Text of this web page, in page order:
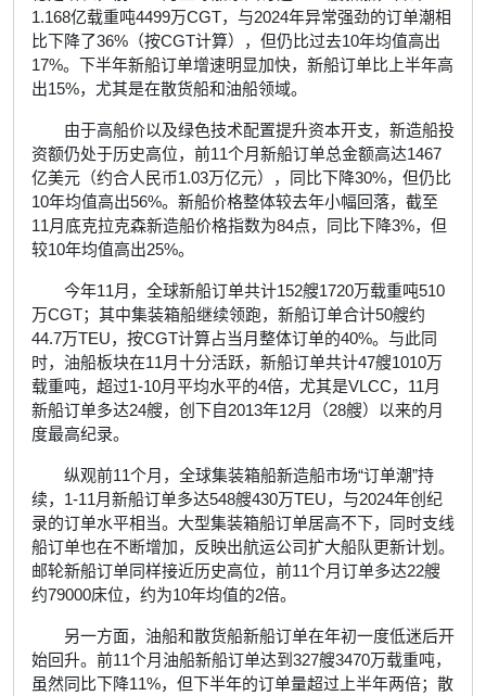
1.168亿载重吨4499万CGT，与2024年异常强劲的订单潮相
比下降了36%（按CGT计算），但仍比过去10年均值高出
17%。下半年新船订单增速明显加快，新船订单比上半年高
出15%，尤其是在散货船和油船领域。
由于高船价以及绿色技术配置提升资本开支，新造船投
资额仍处于历史高位，前11个月新船订单总金额高达1467
亿美元（约合人民币1.03万亿元），同比下降30%，但仍比
10年均值高出56%。新船价格整体较去年小幅回落，截至
11月底克拉克森新造船价格指数为84点，同比下降3%，但
较10年均值高出25%。
今年11月，全球新船订单共计152艘1720万载重吨510
万CGT；其中集装箱船继续领跑，新船订单合计50艘约
44.7万TEU，按CGT计算占当月整体订单的40%。与此同
时，油船板块在11月十分活跃，新船订单共计47艘1010万
载重吨，超过1-10月平均水平的4倍，尤其是VLCC，11月
新船订单多达24艘，创下自2013年12月（28艘）以来的月
度最高纪录。
纵观前11个月，全球集装箱船新造船市场“订单潮”持
续，1-11月新船订单多达548艘430万TEU，与2024年创纪
录的订单水平相当。大型集装箱船订单居高不下，同时支线
船订单也在不断增加，反映出航运公司扩大船队更新计划。
邮轮新船订单同样接近历史高位，前11个月订单多达22艘
约79000床位，约为10年均值的2倍。
另一方面，油船和散货船新船订单在年初一度低迷后开
始回升。前11个月油船新船订单达到327艘3470万载重吨，
虽然同比下降11%，但下半年的订单量超过上半年两倍；散